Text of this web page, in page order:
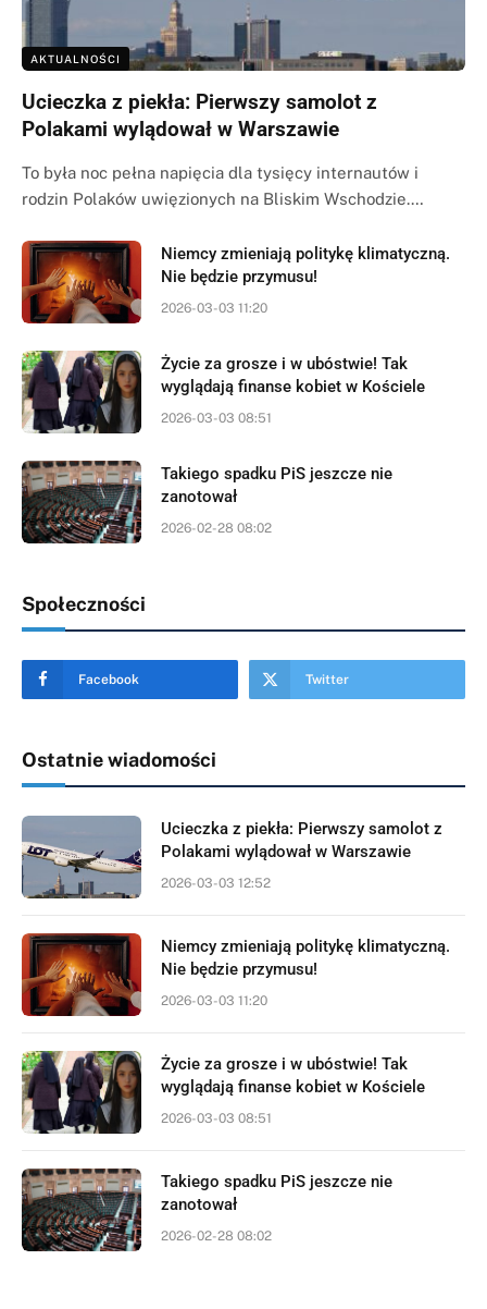
AKTUALNOŚCI
Ucieczka z piekła: Pierwszy samolot z
Polakami wylądował w Warszawie
To była noc pełna napięcia dla tysięcy internautów i
rodzin Polaków uwięzionych na Bliskim Wschodzie.…
Niemcy zmieniają politykę klimatyczną.
Nie będzie przymusu!
2026-03-03 11:20
Życie za grosze i w ubóstwie! Tak
wyglądają finanse kobiet w Kościele
2026-03-03 08:51
Takiego spadku PiS jeszcze nie
zanotował
2026-02-28 08:02
Społeczności
Facebook Twitter
Ostatnie wiadomości
Ucieczka z piekła: Pierwszy samolot z
Polakami wylądował w Warszawie
2026-03-03 12:52
Niemcy zmieniają politykę klimatyczną.
Nie będzie przymusu!
2026-03-03 11:20
Życie za grosze i w ubóstwie! Tak
wyglądają finanse kobiet w Kościele
2026-03-03 08:51
Takiego spadku PiS jeszcze nie
zanotował
2026-02-28 08:02